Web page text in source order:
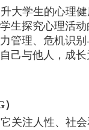
大学生的心理
生探究心理活
管理、危机识
己与他人，成
关注人性、社